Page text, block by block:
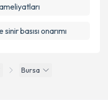
Bursa
basısı onarımı